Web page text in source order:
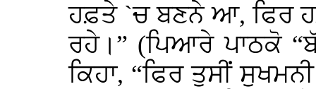
ਹਫ਼ਤੇ `ਚ ਬਣਨੇ ਆ, ਫਿਰ
ਰਹੇ।” (ਪਿਆਰੇ ਪਾਠਕੋ
ਕਿਹਾ, “ਫਿਰ ਤੁਸੀਂ